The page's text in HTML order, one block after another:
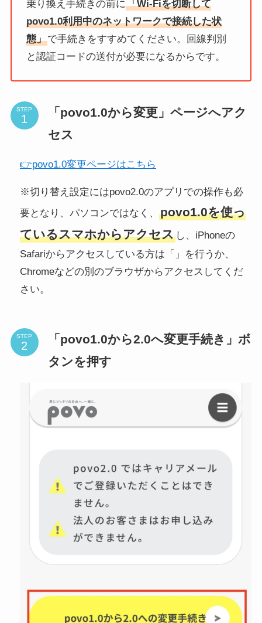
乗り換え手続きの前に「Wi-Fiを切断して
povo1.0利用中のネットワークで接続した状
態」で手続きをすすめてください。回線判別
と認証コードの送付が必要になるからです。
STEP
「povo1.0から変更」ページへアク
セス
👉povo1.0変更ページはこちら
※切り替え設定にはpovo2.0のアプリでの操作も必
要となり、パソコンではなく、
povo1.0を使っ
ているスマホからアクセスし、iPhoneの
Safariからアクセスしている方は「」を行うか、
Chromeなどの別のブラウザからアクセスしてくだ
さい。
STEP
「povo1.0から2.0へ変更手続き」ボ
タンを押す